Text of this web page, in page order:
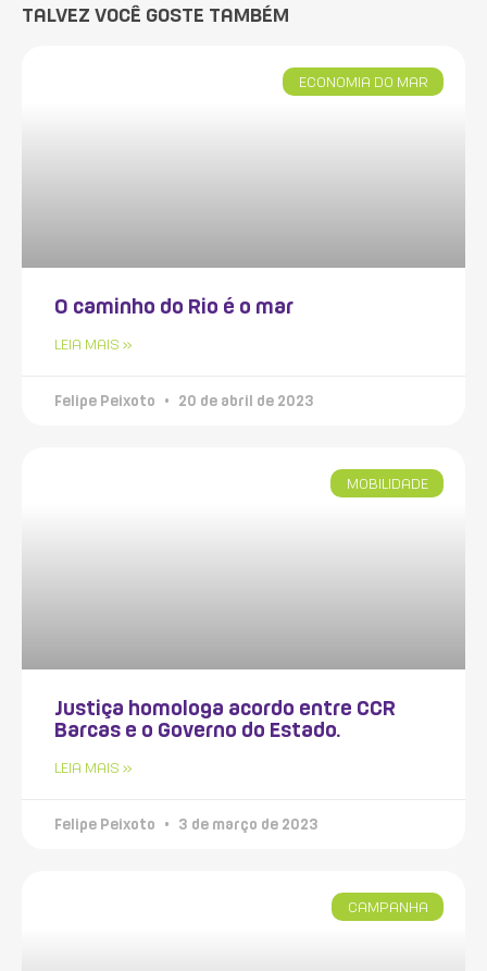
TALVEZ VOCÊ GOSTE TAMBÉM
ECONOMIA DO MAR
O caminho do Rio é o mar
LEIA MAIS »
Felipe Peixoto 20 de abril de 2023
MOBILIDADE
Justiça homologa acordo entre CCR
Barcas e o Governo do Estado.
LEIA MAIS »
Felipe Peixoto 3 de março de 2023
CAMPANHA